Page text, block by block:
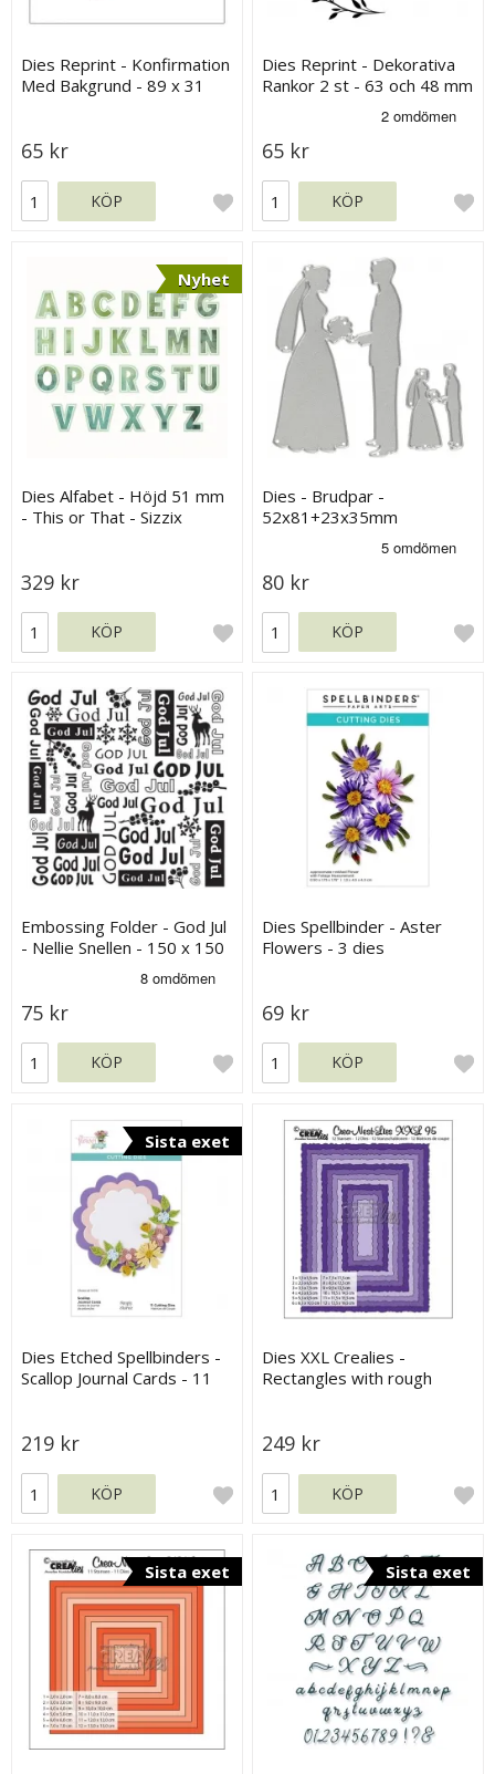
Dies Reprint - Konfirmation
Med Bakgrund - 89 x 31
65 kr
KÖP
Dies Reprint - Dekorativa
Rankor 2 st - 63 och 48 mm
65 kr
KÖP
Nyhet
Dies Alfabet - Höjd 51 mm
- This or That - Sizzix
329 kr
KÖP
Dies - Brudpar -
52x81+23x35mm
80 kr
KÖP
Embossing Folder - God Jul
- Nellie Snellen - 150 x 150
75 kr
KÖP
Dies Spellbinder - Aster
Flowers - 3 dies
69 kr
KÖP
Sista exet
Dies Etched Spellbinders -
Scallop Journal Cards - 11
219 kr
KÖP
Dies XXL Crealies -
Rectangles with rough
249 kr
KÖP
Sista exet Sista exet